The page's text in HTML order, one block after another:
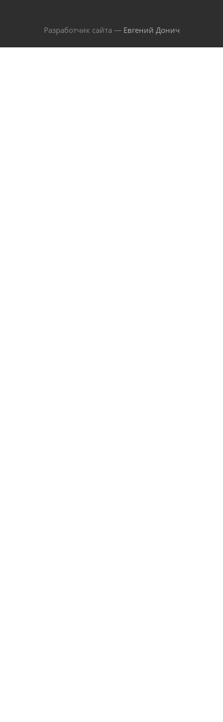
Разработчик сайта — Евгений Донич